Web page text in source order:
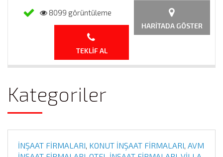
8099 görüntüleme
HARITADA GÖSTER
TEKLIF AL
Kategoriler
İNŞAAT FİRMALARI, KONUT İNŞAAT FİRMALARI, AVM